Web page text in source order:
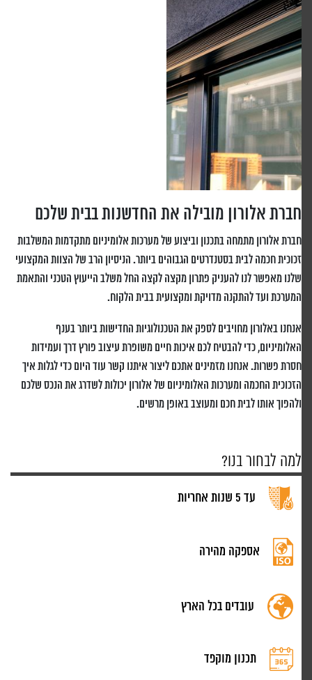
חברת אלורון מובילה את החדשנות בבית שלכם
חברת אלורון מתמחה בתכנון וביצוע של מערכות אלומיניום מתקדמות המשלבות
זכוכית חכמה לבית בסטנדרטים הגבוהים ביותר. הניסיון הרב של הצוות המקצועי
שלנו מאפשר לנו להעניק פתרון מקצה לקצה החל משלב הייעוץ הטכני והתאמת
המערכת ועד להתקנה מדויקת ומקצועית בבית הלקוח.
אנחנו באלורון מחויבים לספק את הטכנולוגיות החדישות ביותר בענף
האלומיניום, כדי להבטיח לכם איכות חיים משופרת עיצוב פורץ דרך ועמידות
חסרת פשרות. אנחנו מזמינים אתכם ליצור איתנו קשר עוד היום כדי לגלות איך
הזכוכית החכמה ומערכות האלומיניום של אלורון יכולות לשדרג את הנכס שלכם
ולהפוך אותו לבית חכם ומעוצב באופן מרשים.
למה לבחור בנו?
עד 5 שנות אחריות
אספקה מהירה
עובדים בכל הארץ
תכנון מוקפד